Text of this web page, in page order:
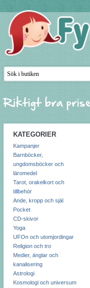
KATEGORIER
Kampanjer
Barnböcker,
ungdomsböcker och
läromedel
Tarot, orakelkort och
tillbehör
Ande, kropp och själ
Pocket
CD-skivor
Yoga
UFOn och utomjordingar
Religion och tro
Medier, änglar och
kanalisering
Astrologi
Kosmologi och universum